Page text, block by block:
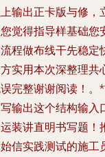
输出正卡版与修，
觉得指导样基础您
程做布线干先稳定
实用本次深整理共
完整谢谢阅读！。
输出这个结构输入
装讲直明书写题！
信实践测试的施工